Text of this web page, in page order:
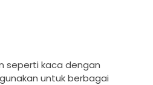
seperti kaca dengan
untuk berbagai